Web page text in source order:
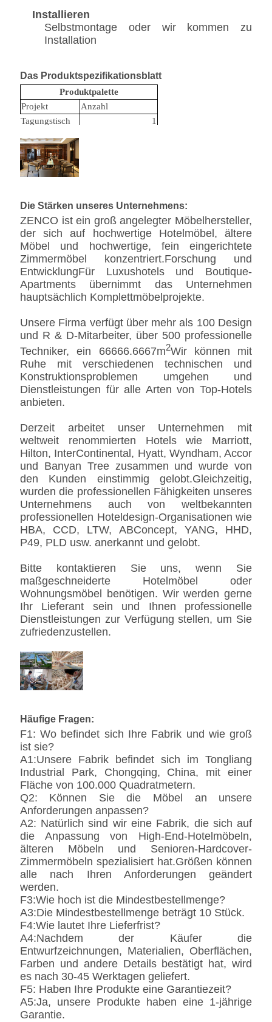
Installieren
Selbstmontage oder wir kommen zu
Installation
Das Produktspezifikationsblatt
Produktpalette
Projekt
Anzahl
Tagungstisch
1
Die Stärken unseres Unternehmens:
ZENCO ist ein groß angelegter Möbelhersteller,
der sich auf hochwertige Hotelmöbel, ältere
Möbel und hochwertige, fein eingerichtete
Zimmermöbel konzentriert.Forschung und
EntwicklungFür Luxushotels und Boutique-
Apartments übernimmt das Unternehmen
hauptsächlich Komplettmöbelprojekte.
Unsere Firma verfügt über mehr als 100 Design
und R & D-Mitarbeiter, über 500 professionelle
Techniker, ein 66666.6667m2Wir können mit
Ruhe mit verschiedenen technischen und
Konstruktionsproblemen umgehen und
Dienstleistungen für alle Arten von Top-Hotels
anbieten.
Derzeit arbeitet unser Unternehmen mit
weltweit renommierten Hotels wie Marriott,
Hilton, InterContinental, Hyatt, Wyndham, Accor
und Banyan Tree zusammen und wurde von
den Kunden einstimmig gelobt.Gleichzeitig,
wurden die professionellen Fähigkeiten unseres
Unternehmens auch von weltbekannten
professionellen Hoteldesign-Organisationen wie
HBA, CCD, LTW, ABConcept, YANG, HHD,
P49, PLD usw. anerkannt und gelobt.
Bitte kontaktieren Sie uns, wenn Sie
maßgeschneiderte Hotelmöbel oder
Wohnungsmöbel benötigen. Wir werden gerne
Ihr Lieferant sein und Ihnen professionelle
Dienstleistungen zur Verfügung stellen, um Sie
zufriedenzustellen.
Häufige Fragen:
F1: Wo befindet sich Ihre Fabrik und wie groß
ist sie?
A1:Unsere Fabrik befindet sich im Tongliang
Industrial Park, Chongqing, China, mit einer
Fläche von 100.000 Quadratmetern.
Q2: Können Sie die Möbel an unsere
Anforderungen anpassen?
A2: Natürlich sind wir eine Fabrik, die sich auf
die Anpassung von High-End-Hotelmöbeln,
älteren Möbeln und Senioren-Hardcover-
Zimmermöbeln spezialisiert hat.Größen können
alle nach Ihren Anforderungen geändert
werden.
F3:Wie hoch ist die Mindestbestellmenge?
A3:Die Mindestbestellmenge beträgt 10 Stück.
F4:Wie lautet Ihre Lieferfrist?
A4:Nachdem der Käufer die
Entwurfzeichnungen, Materialien, Oberflächen,
Farben und andere Details bestätigt hat, wird
es nach 30-45 Werktagen geliefert.
F5: Haben Ihre Produkte eine Garantiezeit?
A5:Ja, unsere Produkte haben eine 1-jährige
Garantie.